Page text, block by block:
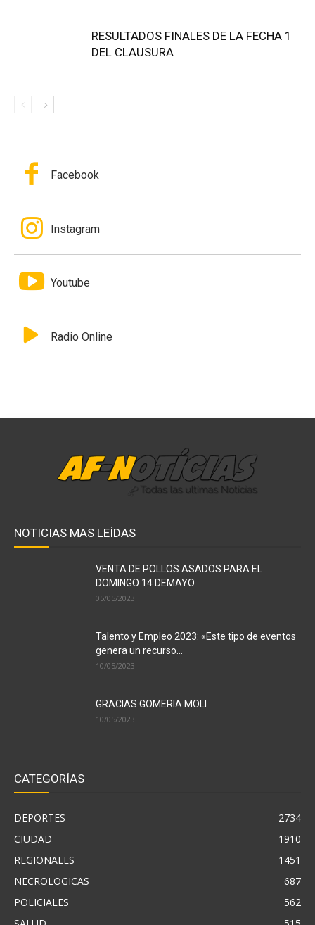
RESULTADOS FINALES DE LA FECHA 1
DEL CLAUSURA
Facebook
Instagram
Youtube
Radio Online
NOTICIAS MAS LEÍDAS
VENTA DE POLLOS ASADOS PARA EL
DOMINGO 14 DEMAYO
05/05/2023
Talento y Empleo 2023: «Este tipo de eventos
genera un recurso...
10/05/2023
GRACIAS GOMERIA MOLI
10/05/2023
CATEGORÍAS
DEPORTES
2734
CIUDAD
1910
REGIONALES
1451
NECROLOGICAS
687
POLICIALES
562